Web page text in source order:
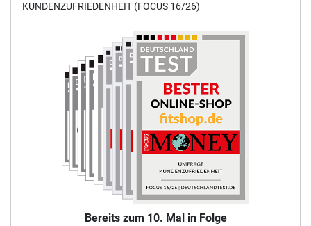
KUNDENZUFRIEDENHEIT (FOCUS 16/26)
Bereits zum 10. Mal in Folge